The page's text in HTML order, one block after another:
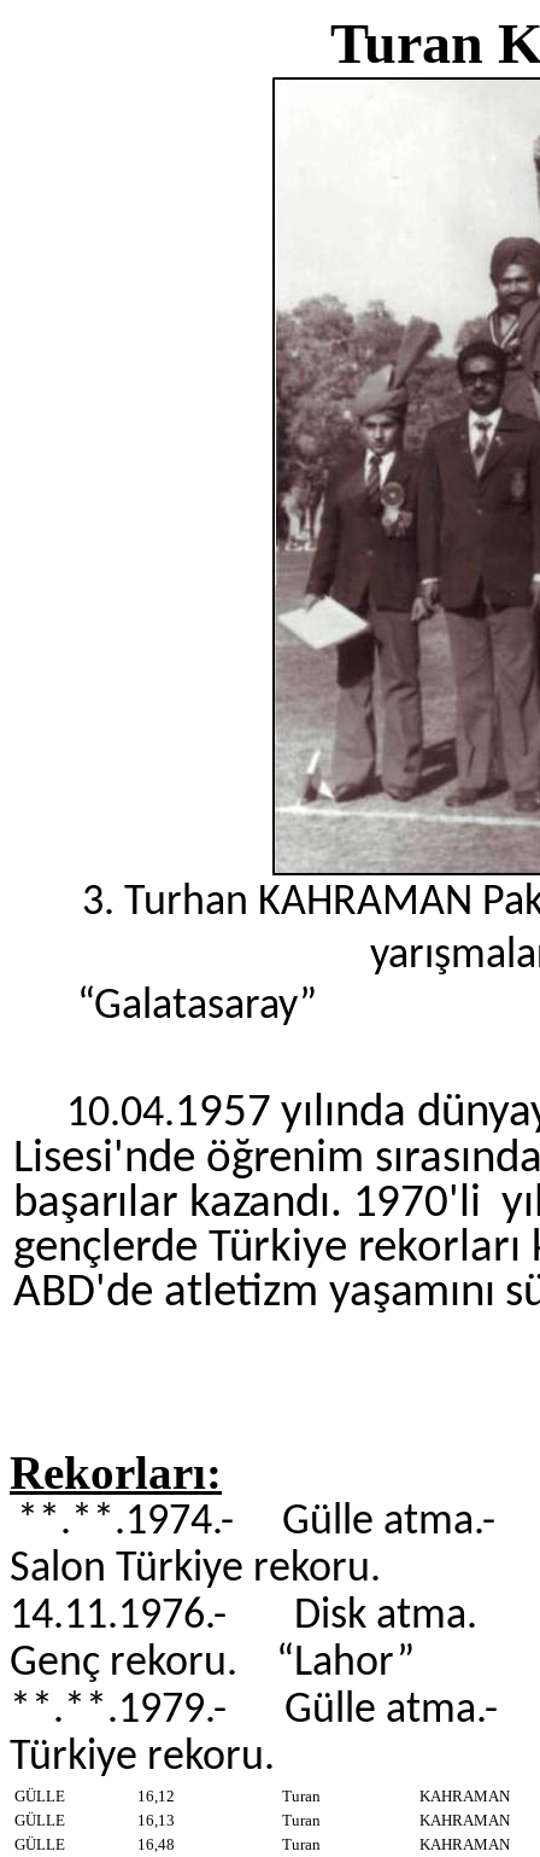
Turan
3. Turhan KAHRAMAN
“Galatasaray”
10.04.1957yılında
Lisesi'nde öğrenim
başarılar kazandı. 1970'li
gençlerde Türkiye rekorları
ABD'de atletizm yaşamını
Rekorları:
**.**.1974.- Gülle
Salon Türkiye rekoru.
14.11.1976.- Disk
Genç rekoru. “Lahor”
**.**.1979.- Gülle
Türkiye rekoru.
GÜLLE 16,12 Turan
KAHRAMAN
GÜLLE
16,13 Turan
KAHRAMAN
GÜLLE
16,48 Turan
KAHRAMAN